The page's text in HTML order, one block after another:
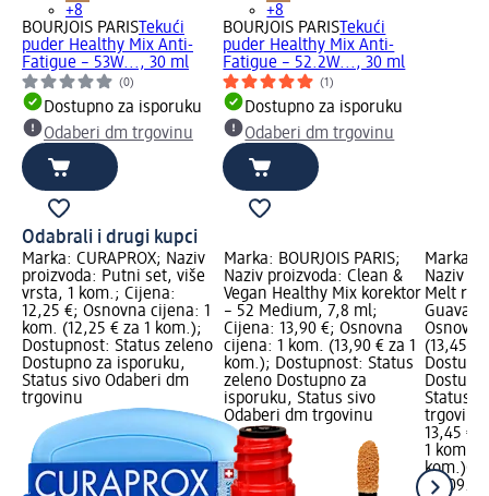
+8
BOURJOIS PARIS Tekući
puder Healthy Mix Anti-
Fatigue – 53W..., 30 ml
(0)
Dostupno za isporuku
Odaberi dm trgovinu
+8
BOURJOIS PARIS Tekući
puder Healthy Mix Anti-
Fatigue – 52.2W..., 30 ml
(1)
Dostupno za isporuku
Odaberi dm trgovinu
Odabrali i drugi kupci
Marka: CURAPROX; Naziv
proizvoda: Putni set, više
vrsta, 1 kom.; Cijena:
12,25 €; Osnovna cijena: 1
kom. (12,25 € za 1 kom.);
Dostupnost: Status zeleno
Dostupno za isporuku,
Status sivo Odaberi dm
trgovinu
Marka: BOURJOIS PARIS;
Naziv proizvoda: Clean &
Vegan Healthy Mix korektor
– 52 Medium, 7,8 ml;
Cijena: 13,90 €; Osnovna
cijena: 1 kom. (13,90 € za 1
kom.); Dostupnost: Status
zeleno Dostupno za
isporuku, Status sivo
Odaberi dm trgovinu
Marka:
Naziv
Melt
Guava,
(13,45 €
Status
trgovinu
13,45 €
1 kom.
kom.)